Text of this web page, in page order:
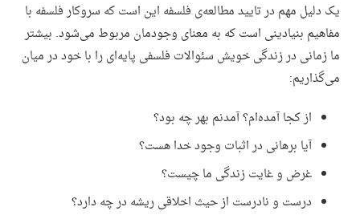
یک دلیل مهم در تایید مطالعه‌ی فلسفه این است که سروکار فلسفه با
مفاهیم بنیادینی است که به معنای وجودمان مربوط می‌شود. بیشتر
ما زمانی در زندگی خویش سئوالات فلسفی پایه‌ای را با خود در میان
می‌گذاریم:
از کجا آمده‌ام؟ آمدنم بهر چه بود؟
آیا برهانی در اثبات وجود خدا هست؟
غرض و غایت زندگی ما چیست؟
درست و نادرست از حیث اخلاقی ریشه در چه دارد؟